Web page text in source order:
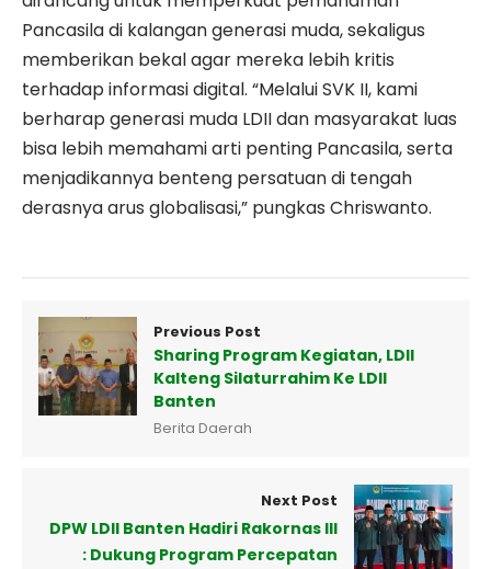
Pancasila di kalangan generasi muda, sekaligus
memberikan bekal agar mereka lebih kritis
terhadap informasi digital. “Melalui SVK II, kami
berharap generasi muda LDII dan masyarakat luas
bisa lebih memahami arti penting Pancasila, serta
menjadikannya benteng persatuan di tengah
derasnya arus globalisasi,” pungkas Chriswanto.
Previous Post
Sharing Program Kegiatan, LDII
Kalteng Silaturrahim Ke LDII
Banten
Berita Daerah
Next Post
DPW LDII Banten Hadiri Rakornas III
: Dukung Program Percepatan